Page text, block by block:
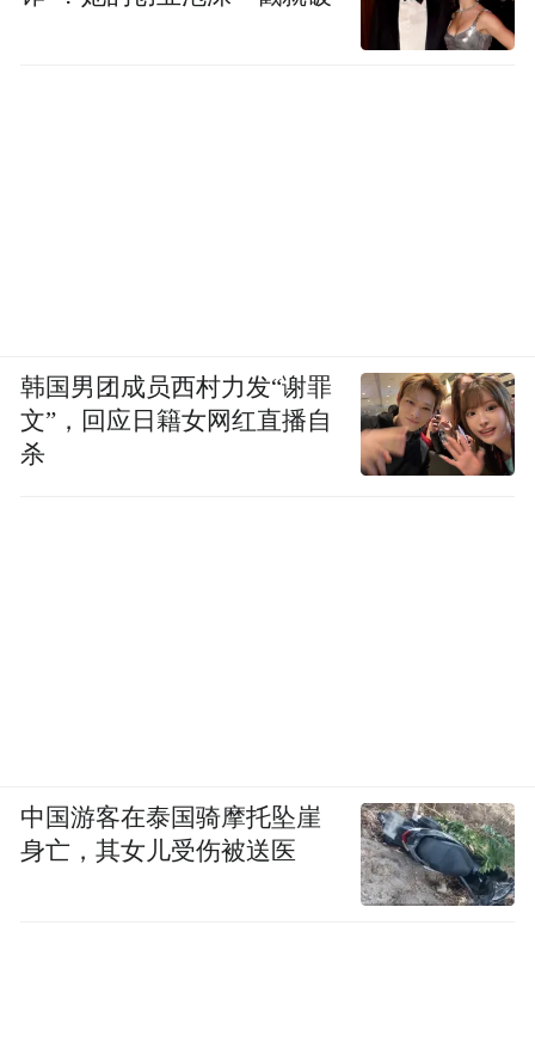
韩国男团成员西村力发“谢罪
文”，回应日籍女网红直播自
杀
中国游客在泰国骑摩托坠崖
身亡，其女儿受伤被送医